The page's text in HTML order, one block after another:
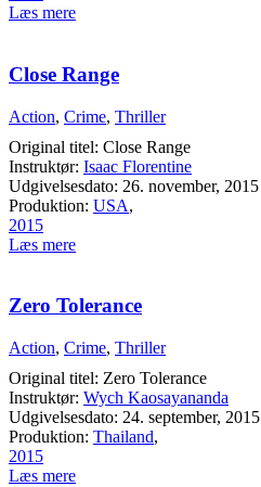
Læs mere
Close Range
Action, Crime, Thriller
Original titel: Close Range
Instruktør: Isaac Florentine
Udgivelsesdato: 26. november, 2015
Produktion: USA,
2015
Læs mere
Zero Tolerance
Action, Crime, Thriller
Original titel: Zero Tolerance
Instruktør: Wych Kaosayananda
Udgivelsesdato: 24. september, 2015
Produktion: Thailand,
2015
Læs mere